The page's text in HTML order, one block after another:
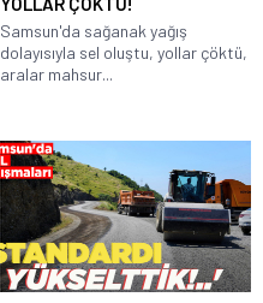
Samsun'da sağanak yağış
dolayısıyla sel oluştu, yollar çöktü,
aralar mahsur...